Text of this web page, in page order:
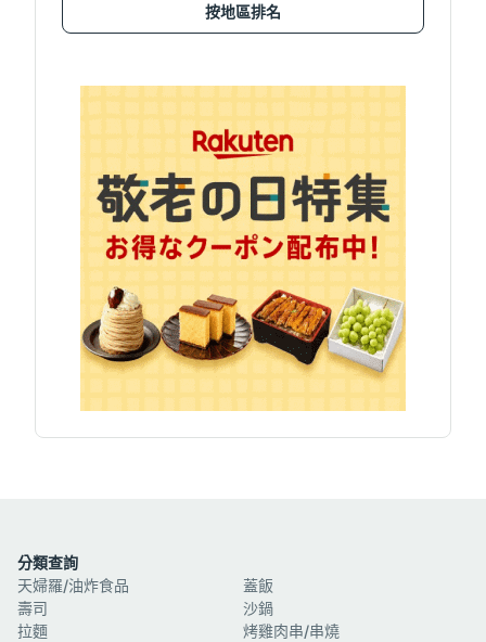
按地區排名
分類查詢
天婦羅/油炸食品
壽司
拉麵
蓋飯
沙鍋
烤雞肉串/串燒